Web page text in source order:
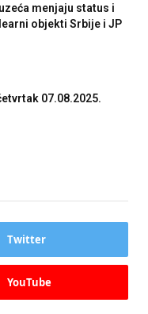
menjaju status i
objekti Srbije i JP
07.08.2025.
Twitter
YouTube